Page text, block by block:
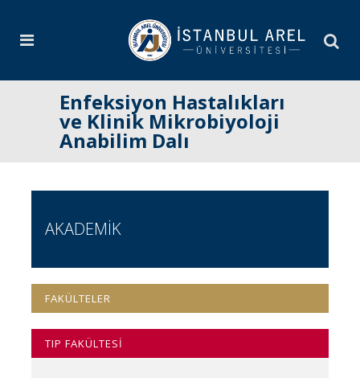
Enfeksiyon Hastalıkları
ve Klinik Mikrobiyoloji
Anabilim Dalı
AKADEMİK
FAKÜLTELER
TIP FAKÜLTESİ